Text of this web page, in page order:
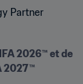
2026™ et de
2027™